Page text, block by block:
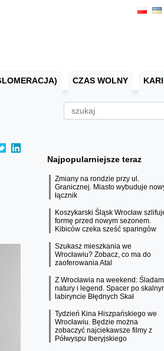
CZAS WOLNY
Najpopularniejsze teraz
Zmiany na rondzie przy ul.
Granicznej. Miasto wybuduje
łącznik
Koszykarski Śląsk Wrocław
formę przed nowym sezonem.
Kibiców czeka sześć sparingów
Szukasz mieszkania we
Wrocławiu? Zobacz, co ma do
zaoferowania Atal
Z Wrocławia na weekend:
natury i legend. Spacer po
labiryncie Błędnych Skał
Tydzień Kina Hiszpańskiego we
Wrocławiu. Będzie można
zobaczyć najciekawsze filmy z
Półwyspu Iberyjskiego